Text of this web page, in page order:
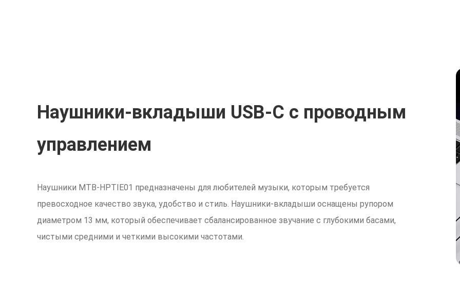
Наушники-вкладыши USB-C с проводным
управлением
Наушники MTB-HPTIE01 предназначены для любителей музыки, которым требуется
превосходное качество звука, удобство и стиль. Наушники-вкладыши оснащены рупором
диаметром 13 мм, который обеспечивает сбалансированное звучание с глубокими басами,
чистыми средними и четкими высокими частотами.